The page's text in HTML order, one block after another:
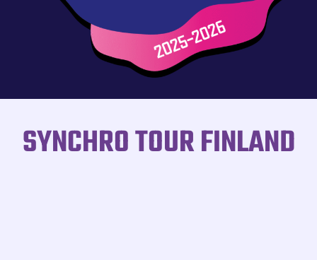
SYNCHRO TOUR FINLAND